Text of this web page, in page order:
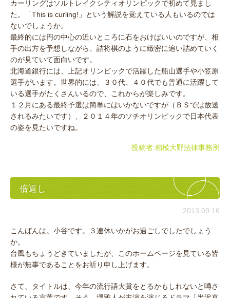
カーリングはソルトレイクシティオリンピックで初めて見まし
た。「This is curling!」という解説を覚えている人もいるのでは
ないでしょうか。
最終的には円の中心の近いところに石をおけばいいのですが、相
手の出方を予想しながら、詰将棋のように緻密に追い詰めていく
のが見ていて面白いです。
北海道銀行には、上記オリンピックで活躍した船山選手や小笠原
選手がいます。世界的には、３０代、４０代でも普通に活躍して
いる選手がたくさんいるので、これからが楽しみです。
１２月にある最終予選は簡単にはいかないですが（ＢＳでは放送
されるみたいです）、２０１４年のソチオリンピックで日本代表
の姿を見たいですね。
投稿者:相模大野法律事務所
倍返し
2013.09.16
こんばんは。小谷です。３連休いかがお過ごしでしたでしょう
か。
台風もちょうどきていましたが、このホームページを見ている皆
様が無事であることをお祈り申し上げます。
さて、タイトルは、今年の流行語大賞をとるかもしれないと噂さ